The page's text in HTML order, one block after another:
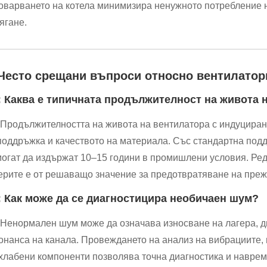
на котела минимизира ненужното
срещани въпроси относно
Каква е типичната продължителност на живота
на живота на вентилатора с
и качеството на материала. Със стандартна
да издържат 10–15 години в промишлени условия.
е от решаващо значение за предотвратяване на
Как може да се диагностицира необичаен шум?
шум може да означава износване на лагера,
на канала. Провеждането на анализ на вибрациите,
компоненти позволява точна диагностика и